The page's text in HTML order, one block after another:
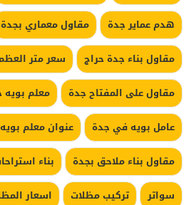
هدم عماير جدة
مقاول معماري بجدة
مقاول بناء جدة حراج
سعر متر
مقاول على المفتاح جدة
معلم بويه
عامل بويه في جدة
عنوان معلم
مقاول بناء ملاحق بجدة
بناء
سواتر
تركيب مظلات اسعار